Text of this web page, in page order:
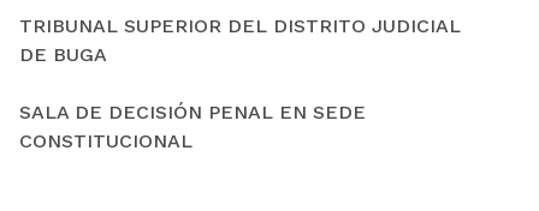
TRIBUNAL SUPERIOR DEL DISTRITO JUDICIAL
DE BUGA
SALA DE DECISIÓN PENAL EN SEDE
CONSTITUCIONAL